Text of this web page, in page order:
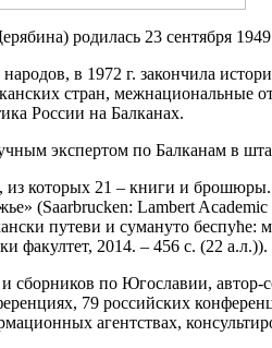
родилась 23 сентября
в 1972 г. закончила
стран, межнациональные
России на Балканах.
экспертом по Балканам в
из которых 21 – книги и
(Saarbrucken: Lambert
путеви и сумануто
факултет, 2014. – 456 с. (22 а.л.)).
сборников по Югославии,
79 российских
агентствах,